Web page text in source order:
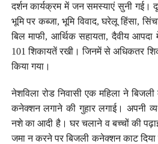
दर्शन कार्यक्रम में जन समस्याएं सुनी गई।
भूमि पर कब्जा, भूमि विवाद, घरेलू हिंसा,
बिल माफी, आर्थिक सहायता, दैवीय
101 शिकायतें रखी। जिनमें से अधिकतर
किया गया।
नेशविला रोड निवासी एक महिला ने
कनेक्शन लगाने की गुहार लगाई। अपनी
नशे का आदी है। घर चलाने व बच्चों की
जमा न करने पर बिजली कनेक्शन काट